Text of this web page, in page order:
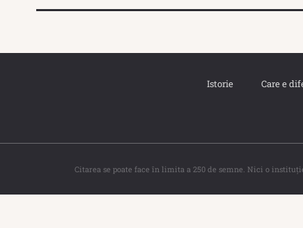
Istorie Care e
Citarea se poate face în limita a 250 de semne. Nici o